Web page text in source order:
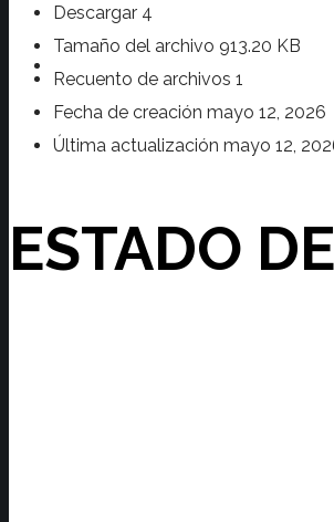
Descargar 4
Tamaño del archivo 913.20 KB
Recuento de archivos 1
Fecha de creación mayo 12, 2026
Última actualización mayo 12,
ESTADO